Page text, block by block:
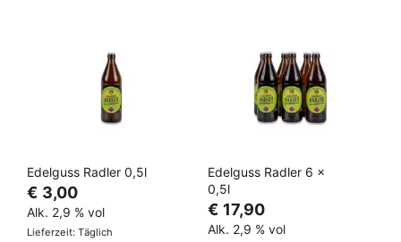
Edelguss Radler 0,5l
€ 3,00
Alk. 2,9 % vol
Lieferzeit: Täglich
Edelguss Radler 6 x
0,5l
€ 17,90
Alk. 2,9 % vol